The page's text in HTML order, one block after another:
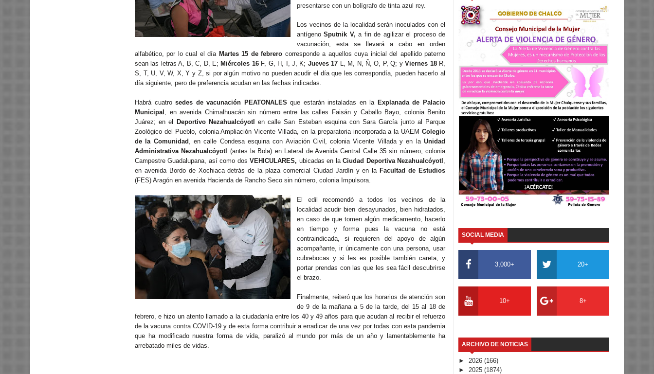
presentarse con un bolígrafo de tinta azul rey.
Los vecinos de la localidad serán inoculados con el
antígenoSputnik V, a fin de agilizar el proceso de
vacunación, esta se llevará a cabo en orden
alfabético, por lo cual el día Martes 15 de febrero corresponde a aquellos cuya inicial del apellido paterno
sean las letras A, B, C, D, E; Miércoles 16F, G, H, I, J, K; Jueves 17 L, M, N, Ñ, O, P, Q; yViernes 18R,
S, T, U, V, W, X, Y y Z, si por algún motivo no pueden acudir el día que les correspondía, pueden hacerlo al
día siguiente, pero de preferencia acudan en las fechas indicadas.
Habrá cuatrosedes de vacunación PEATONALES que estarán instaladas en la Explanada de Palacio
Municipal , en avenida Chimalhuacán sin número entre las calles Faisán y Caballo Bayo, colonia Benito
Juárez; en el
Deportivo Nezahualcóyotl en calle San Esteban esquina con Sara García junto al Parque
Zoológico del Pueblo, colonia Ampliación Vicente Villada, en la preparatoria incorporada a la UAEM Colegio
de la Comunidad , en calle Condesa esquina con Aviación Civil, colonia Vicente Villada y en la Unidad
Administrativa Nezahualcóyotl (antes la Bola) en Lateral de Avenida Central Calle 35 sin número, colonia
Campestre Guadalupana, así como dosVEHICULARES, ubicadas en laCiudad Deportiva Nezahualcóyotl ,
en avenida Bordo de Xochiaca detrás de la plaza comercial Ciudad Jardín y en la Facultad de Estudios
(FES) Aragón en avenida Hacienda de Rancho Seco sin número, colonia Impulsora.
El edil recomendó a todos los vecinos de la
localidad acudir bien desayunados, bien hidratados,
en caso de que tomen algún medicamento, hacerlo
en tiempo y forma pues la vacuna no está
contraindicada, si requieren del apoyo de algún
acompañante, ir únicamente con una persona, usar
cubrebocas y si les es posible también careta, y
portar prendas con las que les sea fácil descubrirse
el brazo.
Finalmente, reiteró que los horarios de atención son
de 9 de la mañana a 5 de la tarde, del 15 al 18 de
febrero, e hizo un atento llamado a la ciudadanía entre los 40 y 49 años para que acudan al recibir el refuerzo
de la vacuna contra COVID-19 y de esta forma contribuir a erradicar de una vez por todas con esta pandemia
que ha modificado nuestra forma de vida, paralizó al mundo por más de un año y lamentablemente ha
arrebatado miles de vidas.
SOCIAL MEDIA
3,000+ 20+
10+ 8+
ARCHIVO DE NOTICIAS
► 2026 (166)
► 2025 (1874)